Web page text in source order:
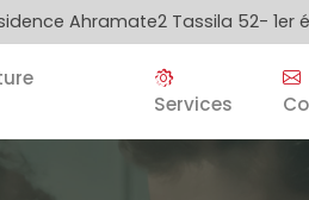
Ahramate2 Tassila 52- 1er
Services